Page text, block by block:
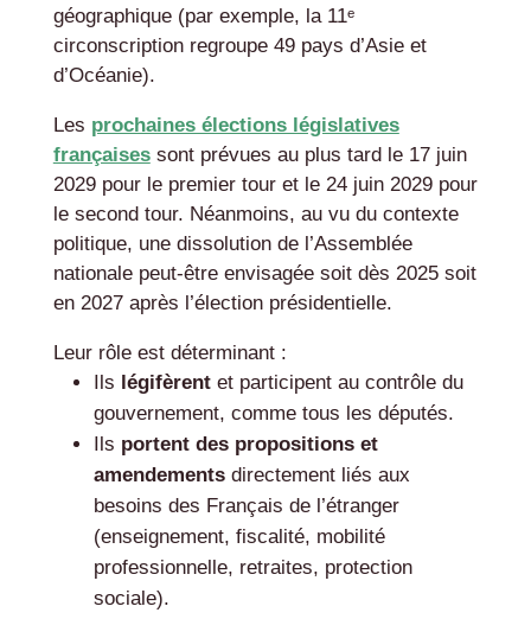
géographique (par exemple, la 11ᵉ
circonscription regroupe 49 pays d’Asie et
d’Océanie).
Les prochaines élections législatives
françaisessont prévues au plus tard le 17 juin
2029 pour le premier tour et le 24 juin 2029 pour
le second tour. Néanmoins, au vu du contexte
politique, une dissolution de l’Assemblée
nationale peut-être envisagée soit dès 2025 soit
en 2027 après l’élection présidentielle.
Leur rôle est déterminant :
Ils légifèrentet participent au contrôle du
gouvernement, comme tous les députés.
Ils portent des propositions et
amendementsdirectement liés aux
besoins des Français de l’étranger
(enseignement, fiscalité, mobilité
professionnelle, retraites, protection
sociale).